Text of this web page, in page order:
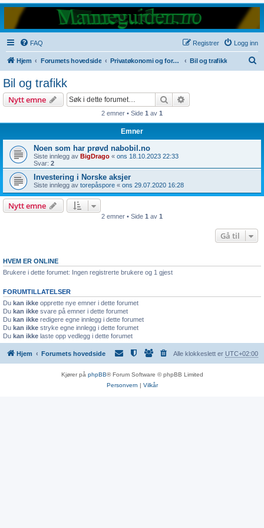
FAQ Logg inn
Registrer
Hjem Forumets hovedside Privatøkonomi og forbrukerspørsmål Bil og trafikk
Bil og trafikk
Nytt emne Søk
2 emner • Side 1 av 1
Emner
Noen som har prøvd nabobil.no
Siste innlegg av BigDrago « ons 18.10.2023 22:33
Svar: 2
Investering i Norske aksjer
Siste innlegg av torepåspore « ons 29.07.2020 16:28
Nytt emne
2 emner • Side 1 av 1
Gå til
HVEM ER ONLINE
Brukere i dette forumet: Ingen registrerte brukere og 1 gjest
FORUMTILLATELSER
Du kan ikke opprette nye emner i dette forumet
Du kan ikke svare på emner i dette forumet
Du kan ikke redigere egne innlegg i dette forumet
Du kan ikke stryke egne innlegg i dette forumet
Du kan ikke laste opp vedlegg i dette forumet
Hjem Forumets hovedside Alle klokkeslett er UTC+02:00
Kjører på phpBB® Forum Software © phpBB Limited
Personvern | Vilkår